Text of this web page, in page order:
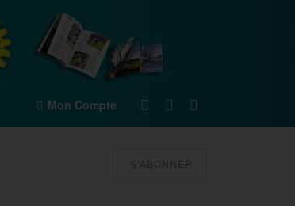
Mon Compte
S'ABONNER